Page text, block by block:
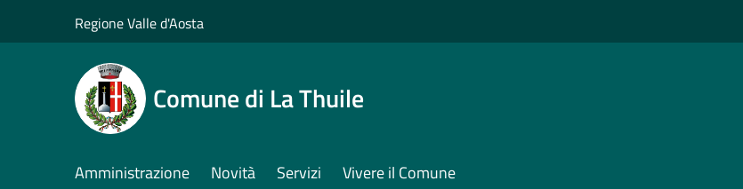
Regione Valle d'Aosta
Comune di La Thuile
Amministrazione Novità Servizi Vivere il Comune